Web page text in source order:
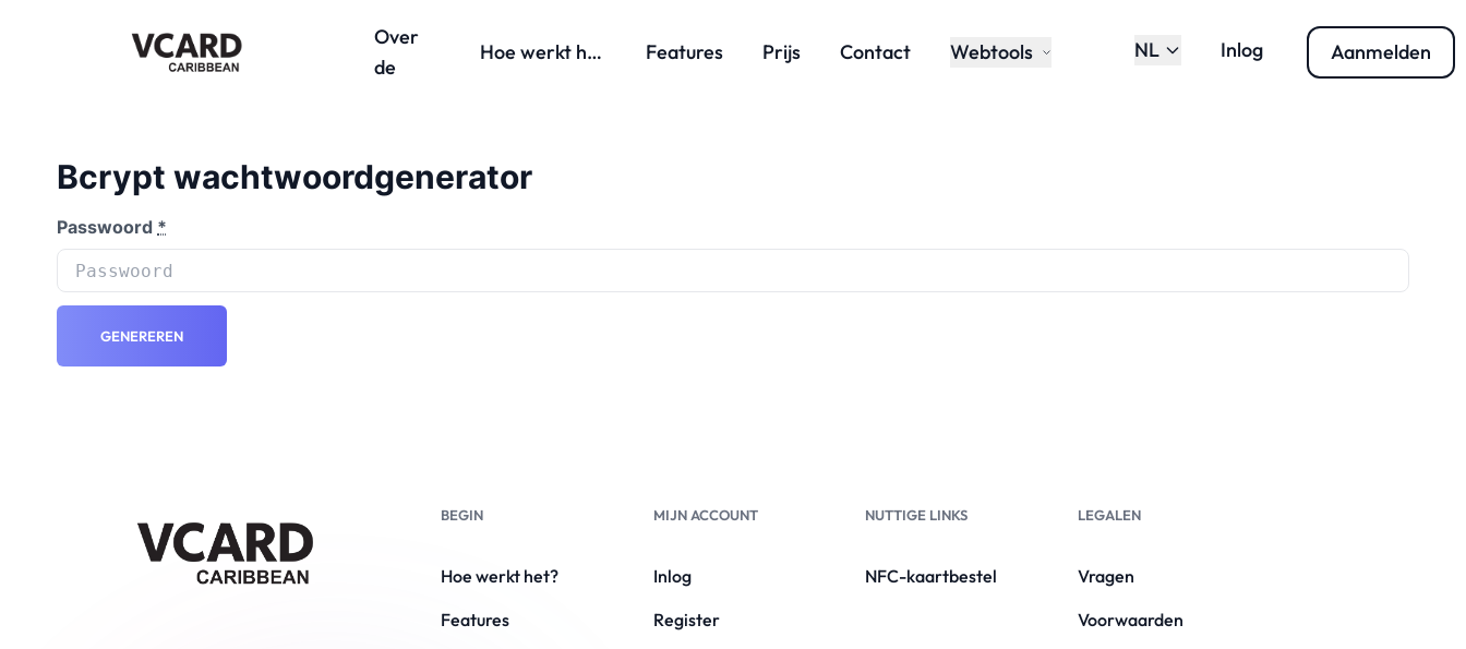
Over
de
Hoe werkt het? Features Prijs Contact Webtools NL Inlog Aanmelden
Bcrypt wachtwoordgenerator
Passwoord *
GENEREREN
BEGIN
Hoe werkt het?
Features
MIJN ACCOUNT
Inlog
Register
NUTTIGE LINKS
NFC-kaartbestel
LEGALEN
Vragen
Voorwaarden